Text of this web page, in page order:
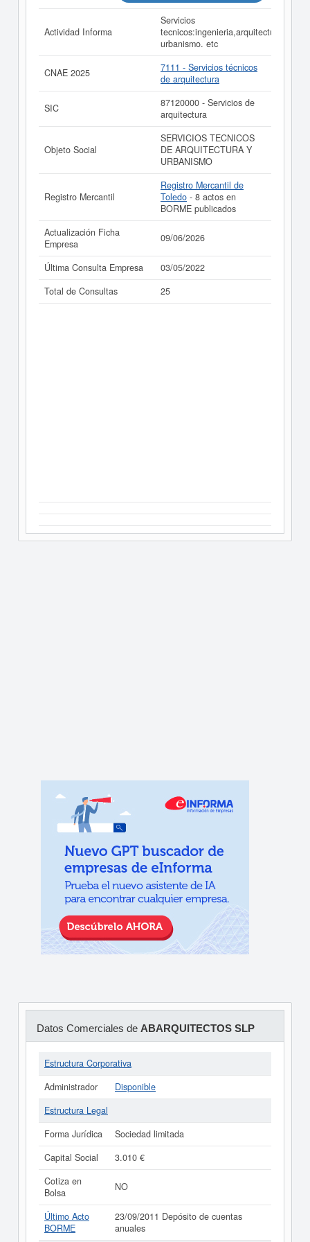
Actividad Informa
Servicios
tecnicos:ingenieria,arquitectura,
urbanismo. etc
CNAE 2025
7111 - Servicios técnicos
de arquitectura
SIC
87120000 - Servicios de
arquitectura
Objeto Social
SERVICIOS TECNICOS
DE ARQUITECTURA Y
URBANISMO
Registro Mercantil
Registro Mercantil de
Toledo - 8 actos en
BORME publicados
Actualización Ficha
Empresa
09/06/2026
Última Consulta Empresa
03/05/2022
Total de Consultas
25
Datos Comerciales de ABARQUITECTOS SLP
Estructura Corporativa
Administrador
Disponible
Estructura Legal
Forma Jurídica
Sociedad limitada
Capital Social
3.010 €
Cotiza en
Bolsa
NO
Último Acto
BORME
23/09/2011 Depósito de cuentas
anuales